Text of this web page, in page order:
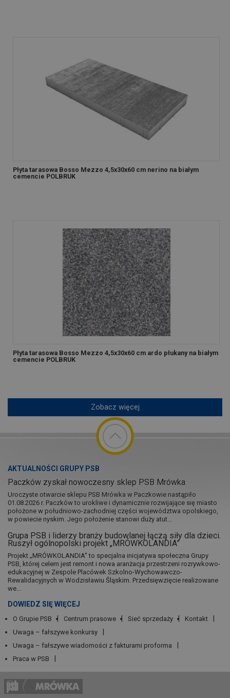
Płyta tarasowa Bosso Mezzo 4,5x30x60 cm nerino na białym
cemencie POLBRUK
Płyta tarasowa Bosso Mezzo 4,5x30x60 cm ardo płukany na białym
cemencie POLBRUK
Zobacz więcej
AKTUALNOŚCI GRUPY PSB
Paczków zyskał nowoczesny sklep PSB Mrówka
Uroczyste otwarcie sklepu PSB Mrówka w Paczkowie nastąpiło
01.08.2026 r. Paczków to urokliwe i dynamicznie rozwijające się miasto
położone w południowo-zachodniej części województwa opolskiego,
w powiecie nyskim. Jego położenie stanowi duży atut...
Grupa PSB i liderzy branży budowlanej łączą siły dla dzieci.
Ruszył ogólnopolski projekt „MRÓWKOLANDIA”
Projekt „MRÓWKOLANDIA” to specjalna inicjatywa społeczna Grupy
PSB, której celem jest remont i nowa aranżacja przestrzeni rozrywkowo-
edukacyjnej w Zespole Placówek Szkolno-Wychowawczo-
Rewalidacyjnych w Wodzisławiu Śląskim. Przedsięwzięcie realizowane
we...
DOWIEDZ SIĘ WIĘCEJ
O Grupie PSB Centrum prasowe Sieć sprzedaży
Kontakt
Uwaga – fałszywe konkursy
Uwaga – fałszywe wiadomości z fakturami proforma
Praca w PSB